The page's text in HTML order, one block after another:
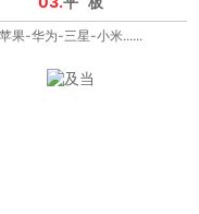
苹果-华为-三星-小米......